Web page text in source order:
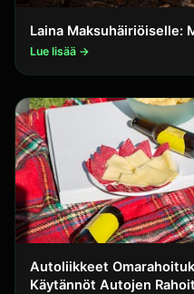
Laina Maksuhäiriöiselle:
Lue lisää →
Autoliikkeet
Käytännöt Autojen